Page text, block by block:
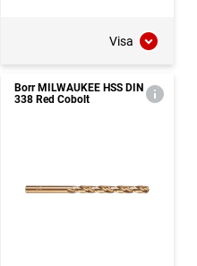
Visa
Borr MILWAUKEE HSS DIN
338 Red Cobolt